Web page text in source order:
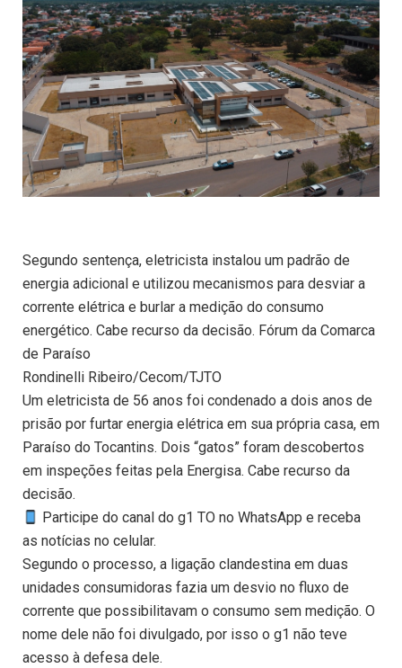
Segundo sentença, eletricista instalou um padrão de
energia adicional e utilizou mecanismos para desviar a
corrente elétrica e burlar a medição do consumo
energético. Cabe recurso da decisão. Fórum da Comarca
de Paraíso
Rondinelli Ribeiro/Cecom/TJTO
Um eletricista de 56 anos foi condenado a dois anos de
prisão por furtar energia elétrica em sua própria casa, em
Paraíso do Tocantins. Dois “gatos” foram descobertos
em inspeções feitas pela Energisa. Cabe recurso da
decisão.
Participe do canal do g1 TO no WhatsApp e receba
as notícias no celular.
Segundo o processo, a ligação clandestina em duas
unidades consumidoras fazia um desvio no fluxo de
corrente que possibilitavam o consumo sem medição. O
nome dele não foi divulgado, por isso o g1 não teve
acesso à defesa dele.